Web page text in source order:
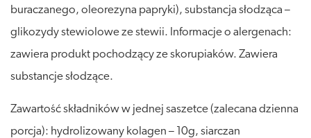
buraczanego, oleorezyna papryki), substancja słodząca –
glikozydy stewiolowe ze stewii. Informacje o alergenach:
zawiera produkt pochodzący ze skorupiaków. Zawiera
substancje słodzące.
Zawartość składników w jednej saszetce (zalecana dzienna
porcja): hydrolizowany kolagen – 10g, siarczan